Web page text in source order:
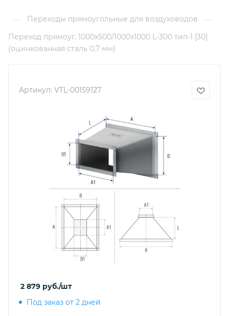
— Переходы прямоугольные для воздуховодов
—
Переход прямоуг. 1000х500/1000х1000 L-300 тип-1 [30]
(оцинкованная сталь 0,7 мм)
Артикул: VTL-00159127
2 879 руб./шт
Под заказ от 2 дней